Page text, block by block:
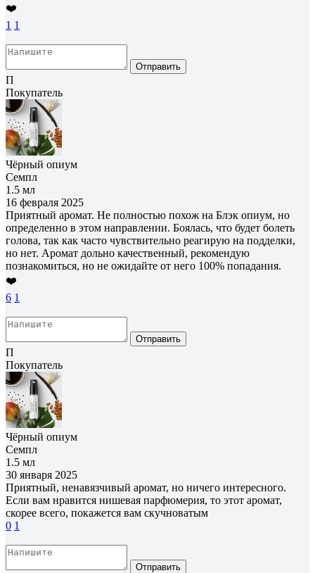
❤️
1 1
Отправить
П
Покупатель
Чёрный опиум
Семпл
1.5 мл
16 февраля 2025
Приятный аромат. Не полностью похож на Блэк опиум, но
определенно в этом направлении. Боялась, что будет болеть
голова, так как часто чувствительно реагирую на подделки,
но нет. Аромат дольно качественный, рекомендую
познакомиться, но не ожидайте от него 100% попадания.
❤️
6 1
Отправить
П
Покупатель
Чёрный опиум
Семпл
1.5 мл
30 января 2025
Приятный, ненавязчивый аромат, но ничего интересного.
Если вам нравится нишевая парфюмерия, то этот аромат,
скорее всего, покажется вам скучноватым
0 1
Отправить